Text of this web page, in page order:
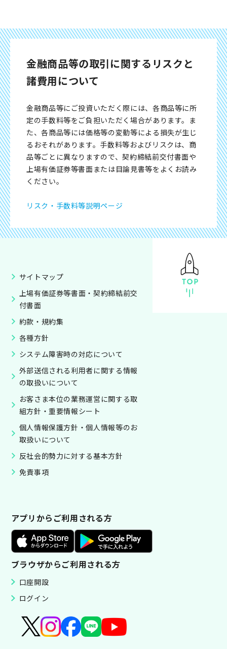
金融商品等の取引に関するリスクと
諸費用について
金融商品等にご投資いただく際には、各商品等に所
定の手数料等をご負担いただく場合があります。ま
た、各商品等には価格等の変動等による損失が生じ
るおそれがあります。手数料等およびリスクは、商
品等ごとに異なりますので、契約締結前交付書面や
上場有価証券等書面または目論見書等をよくお読み
ください。
リスク・手数料等説明ページ
サイトマップ
上場有価証券等書面・契約締結前交
付書面
約款・規約集
各種方針
システム障害時の対応について
外部送信される利用者に関する情報
の取扱いについて
お客さま本位の業務運営に関する取
組方針・重要情報シート
個人情報保護方針・個人情報等のお
取扱いについて
反社会的勢力に対する基本方針
免責事項
アプリからご利用される方
ブラウザからご利用される方
口座開設
ログイン